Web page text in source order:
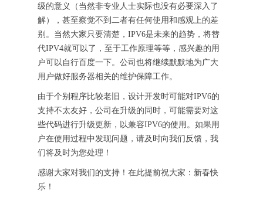
级的意义（当然非专业人士实际也没有必要深入了
解），甚至察觉不到二者有任何使用和感观上的差
别。当然大家只要清楚，IPV6是未来的趋势，将替
代IPV4就可以了，至于工作原理等等，感兴趣的用
户可以自行百度一下。公司也将继续默默地为广大
用户做好服务器相关的维护保障工作。
由于个别程序比较老旧，设计开发时可能对IPV6的
支持不太友好，公司在升级的同时，可能需要对这
些代码进行升级更新，以兼容IPV6的使用。如果用
户在使用过程中发现问题，请及时向我们反馈，我
们将及时为您处理！
感谢大家对我们的支持！在此提前祝大家：新春快
乐！